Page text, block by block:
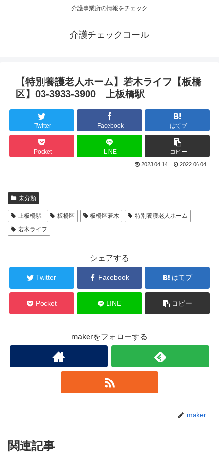
介護事業所の情報をチェック
介護チェックコール
【特別養護老人ホーム】若木ライフ【板橋
区】03-3933-3900 上板橋駅
Twitter Facebook はてブ
Pocket LINE コピー
2023.04.14 2022.06.04
未分類
上板橋駅 板橋区 板橋区若木
特別養護老人ホーム
若木ライフ
シェアする
Twitter Facebook はてブ
Pocket LINE コピー
makerをフォローする
maker
関連記事